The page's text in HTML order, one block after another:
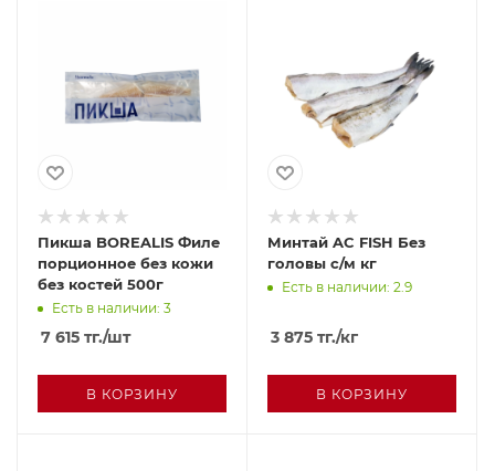
Пикша BOREALIS Филе
порционное без кожи
без костей 500г
Есть в наличии: 3
7 615 тг./шт
В КОРЗИНУ
Минтай AC FISH Без
головы с/м кг
Есть в наличии: 2.9
3 875 тг./кг
В КОРЗИНУ